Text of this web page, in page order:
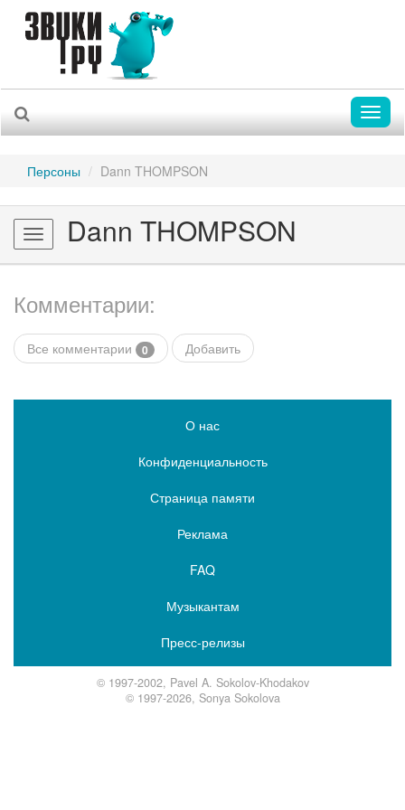
Персоны Dann THOMPSON
Toggle
navigation
Dann THOMPSON
Комментарии:
Все комментарии 0 Добавить
О нас
Конфиденциальность
Страница памяти
Реклама
FAQ
Музыкантам
Пресс-релизы
© 1997-2002, Pavel A. Sokolov-Khodakov
© 1997-2026, Sonya Sokolova